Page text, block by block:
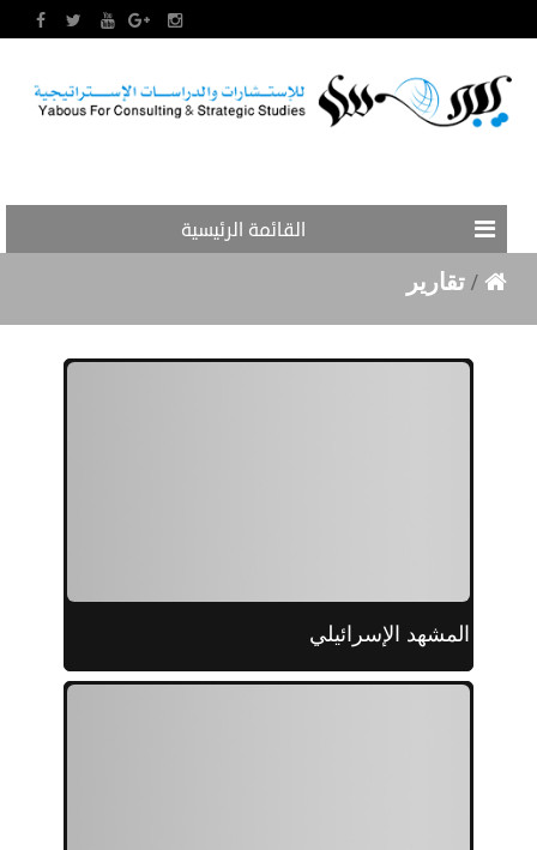
القائمة الرئيسية
/ تقارير
المشهد الإسرائيلي